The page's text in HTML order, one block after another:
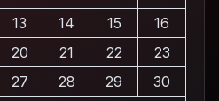
13 14 15
16
20 21 22
23
27 28 29
30